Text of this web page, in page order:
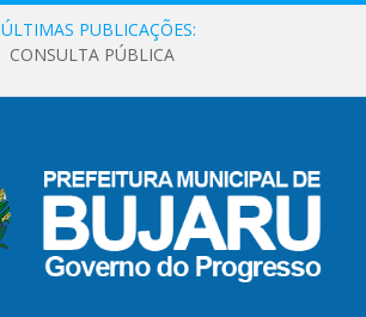
ÚLTIMAS PUBLICAÇÕES:
CONSULTA PÚBLICA